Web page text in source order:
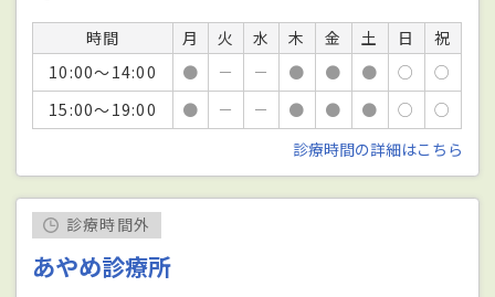
時間 月 火 水 木 金 土 日
祝
10:00～14:00
● － － ● ● ● ○
○
15:00～19:00
● － － ● ● ● ○
○
診療時間の詳細はこちら
診療時間外
あやめ診療所